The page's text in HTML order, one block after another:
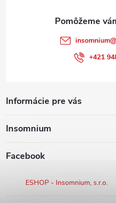
Informácie pre vás
Insomnium
Facebook
ESHOP - Insomnium, s.r.o.
insomnium@
+421